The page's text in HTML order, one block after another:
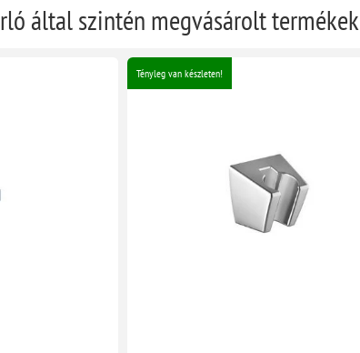
által szintén megvásárolt termékek
Tényleg van készleten!